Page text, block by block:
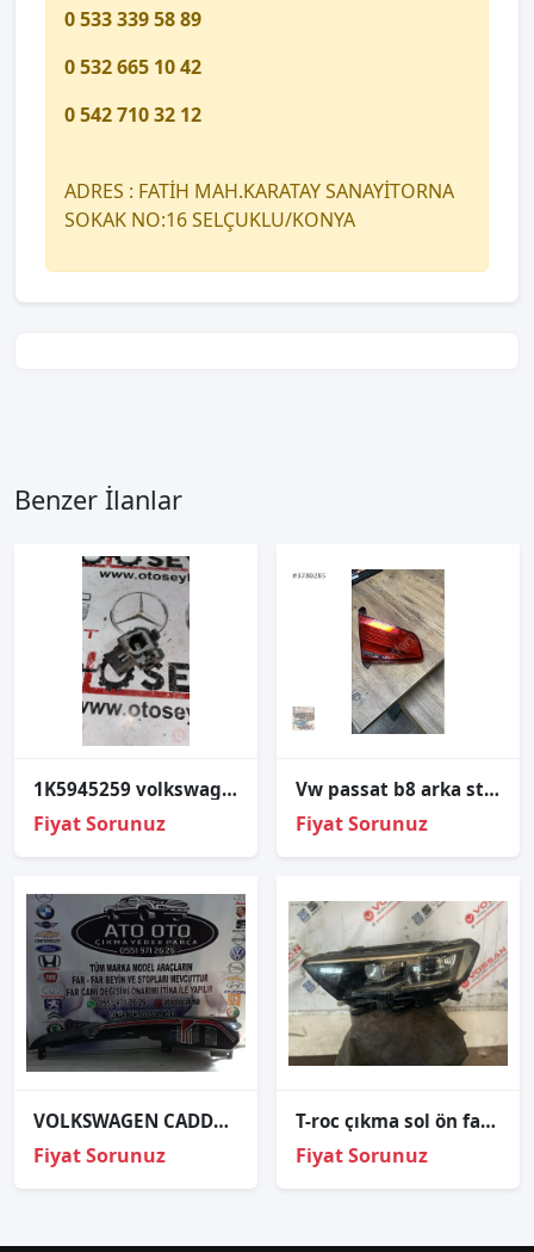
0 533 339 58 89
0 532 665 10 42
0 542 710 32 12
ADRES : FATİH MAH.KARATAY SANAYİTORNA
SOKAK NO:16 SELÇUKLU/KONYA
Benzer İlanlar
1K5945259 volkswagen jetta 2009 sol bagaj iç stop duyu
Fiyat Sorunuz
Vw passat b8 arka stop çıkma
Fiyat Sorunuz
VOLKSWAGEN CADDY ORJİNAL ÇIKMA SAĞ STOP
Fiyat Sorunuz
T-roc çıkma sol ön far 2GA941773
Fiyat Sorunuz